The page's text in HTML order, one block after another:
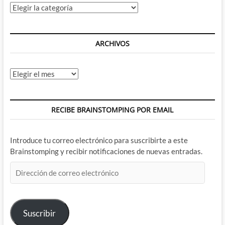
Categorías
ARCHIVOS
Archivos
RECIBE BRAINSTOMPING POR EMAIL
Introduce tu correo electrónico para suscribirte a este
Brainstomping y recibir notificaciones de nuevas entradas.
de
electrónico
Suscribir